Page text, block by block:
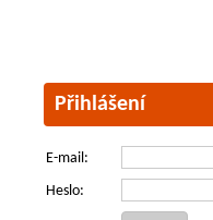
Přihlášení
E-mail:
Heslo: